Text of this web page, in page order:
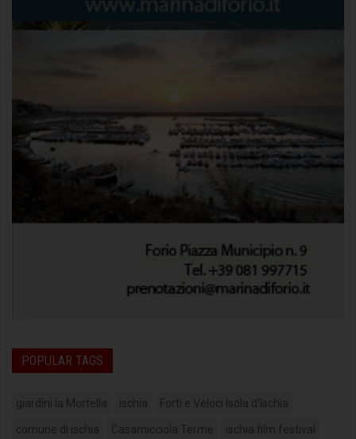
POPULAR TAGS
giardini la Mortella ischia Forti e Veloci Isola d'Ischia
comune di ischia Casamicciola Terme ischia film festival